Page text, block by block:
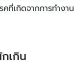
ที่เกิดจากการทํางาน
เกิน